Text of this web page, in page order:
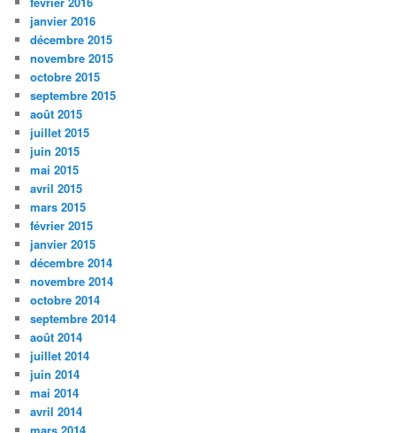
janvier 2016
décembre 2015
novembre 2015
octobre 2015
septembre 2015
août 2015
juillet 2015
juin 2015
mai 2015
avril 2015
mars 2015
février 2015
janvier 2015
décembre 2014
novembre 2014
octobre 2014
septembre 2014
août 2014
juillet 2014
juin 2014
mai 2014
avril 2014